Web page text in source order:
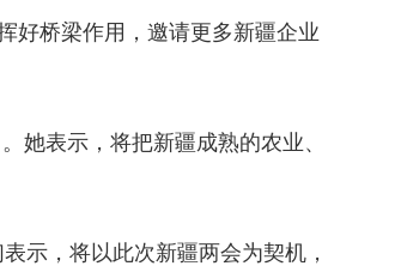
好桥梁作用，邀请更多新疆企业
她表示，将把新疆成熟的农业、
示，将以此次新疆两会为契机，